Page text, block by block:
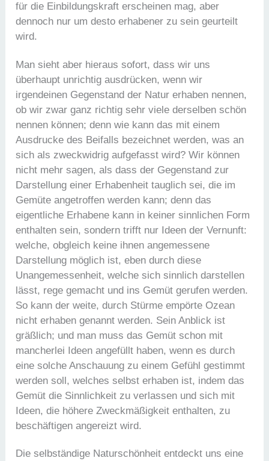
für die Einbildungskraft erscheinen mag, aber
dennoch nur um desto erhabener zu sein geurteilt
wird.
Man sieht aber hieraus sofort, dass wir uns
überhaupt unrichtig ausdrücken, wenn wir
irgendeinen Gegenstand der Natur erhaben nennen,
ob wir zwar ganz richtig sehr viele derselben schön
nennen können; denn wie kann das mit einem
Ausdrucke des Beifalls bezeichnet werden, was an
sich als zweckwidrig aufgefasst wird? Wir können
nicht mehr sagen, als dass der Gegenstand zur
Darstellung einer Erhabenheit tauglich sei, die im
Gemüte angetroffen werden kann; denn das
eigentliche Erhabene kann in keiner sinnlichen Form
enthalten sein, sondern trifft nur Ideen der Vernunft:
welche, obgleich keine ihnen angemessene
Darstellung möglich ist, eben durch diese
Unangemessenheit, welche sich sinnlich darstellen
lässt, rege gemacht und ins Gemüt gerufen werden.
So kann der weite, durch Stürme empörte Ozean
nicht erhaben genannt werden. Sein Anblick ist
gräßlich; und man muss das Gemüt schon mit
mancherlei Ideen angefüllt haben, wenn es durch
eine solche Anschauung zu einem Gefühl gestimmt
werden soll, welches selbst erhaben ist, indem das
Gemüt die Sinnlichkeit zu verlassen und sich mit
Ideen, die höhere Zweckmäßigkeit enthalten, zu
beschäftigen angereizt wird.
Die selbständige Naturschönheit entdeckt uns eine